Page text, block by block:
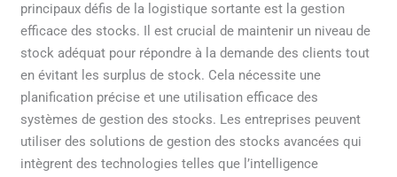
principaux défis de la logistique sortante est la gestion
efficace des stocks. Il est crucial de maintenir un niveau de
stock adéquat pour répondre à la demande des clients tout
en évitant les surplus de stock. Cela nécessite une
planification précise et une utilisation efficace des
systèmes de gestion des stocks. Les entreprises peuvent
utiliser des solutions de gestion des stocks avancées qui
intègrent des technologies telles que l’intelligence